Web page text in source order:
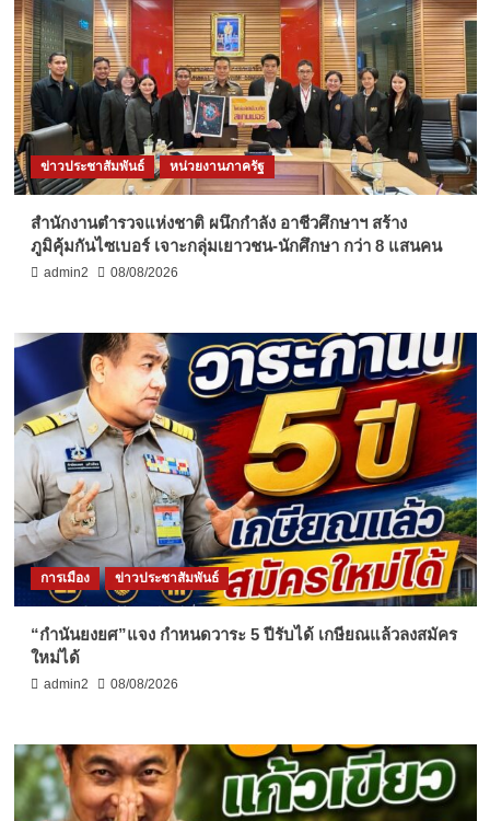
ข่าวประชาสัมพันธ์ หน่วยงานภาครัฐ
สำนักงานตำรวจแห่งชาติ ผนึกกำลัง อาชีวศึกษาฯ สร้าง
ภูมิคุ้มกันไซเบอร์ เจาะกลุ่มเยาวชน-นักศึกษา กว่า 8 แสนคน
admin2 08/08/2026
การเมือง ข่าวประชาสัมพันธ์
“กำนันยงยศ”แจง กำหนดวาระ 5 ปีรับได้ เกษียณแล้วลงสมัคร
ใหม่ได้
admin2 08/08/2026